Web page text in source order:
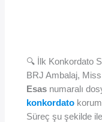
🔍 İlk Konkordato
BRJ Ambalaj,
Esas numaralı
konkordato
Süreç şu şekilde